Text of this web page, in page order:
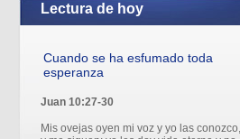
Lectura de hoy
Cuando se ha esfumado toda
esperanza
Juan 10:27-30
Mis ovejas oyen mi voz y yo las conozco,